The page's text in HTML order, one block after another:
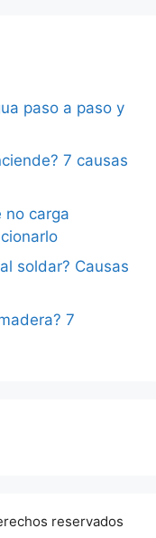
paso a paso y
7 causas
no carga
soldar? Causas
7
reservados